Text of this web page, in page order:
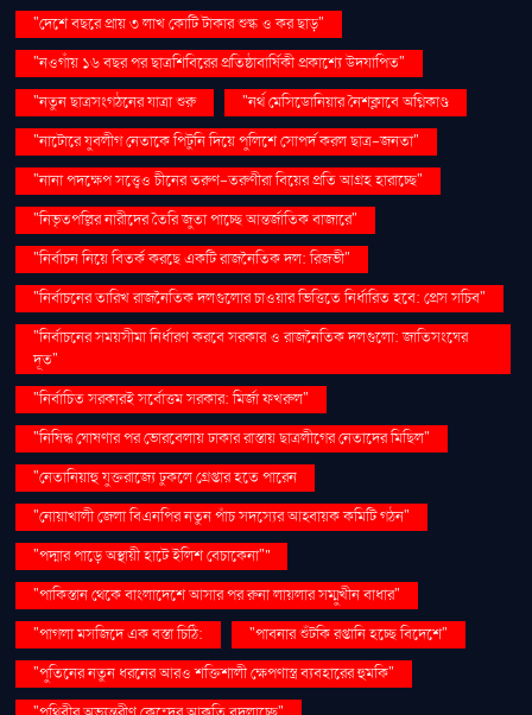
"দেশে বছরে প্রায় ৩ লাখ কোটি টাকার শুল্ক ও কর ছাড়"
"নওগাঁয় ১৬ বছর পর ছাত্রশিবিরের প্রতিষ্ঠাবার্ষিকী প্রকাশ্যে উদযাপিত"
"নতুন ছাত্রসংগঠনের যাত্রা শুরু
"নর্থ মেসিডোনিয়ার নৈশক্লাবে অগ্নিকাণ্ড
"নাটোরে যুবলীগ নেতাকে পিটুনি দিয়ে পুলিশে সোপর্দ করল ছাত্র-জনতা"
"নানা পদক্ষেপ সত্ত্বেও চীনের তরুণ-তরুণীরা বিয়ের প্রতি আগ্রহ হারাচ্ছে"
"নিভৃতপল্লির নারীদের তৈরি জুতা পাচ্ছে আন্তর্জাতিক বাজারে"
"নির্বাচন নিয়ে বিতর্ক করছে একটি রাজনৈতিক দল: রিজভী"
"নির্বাচনের তারিখ রাজনৈতিক দলগুলোর চাওয়ার ভিত্তিতে নির্ধারিত হবে: প্রেস সচিব"
"নির্বাচনের সময়সীমা নির্ধারণ করবে সরকার ও রাজনৈতিক দলগুলো: জাতিসংঘের
দূত"
"নির্বাচিত সরকারই সর্বোত্তম সরকার: মির্জা ফখরুল"
"নিষিদ্ধ ঘোষণার পর ভোরবেলায় ঢাকার রাস্তায় ছাত্রলীগের নেতাদের মিছিল"
"নেতানিয়াহু যুক্তরাজ্যে ঢুকলে গ্রেপ্তার হতে পারেন
"নোয়াখালী জেলা বিএনপির নতুন পাঁচ সদস্যের আহ্বায়ক কমিটি গঠন"
"পদ্মার পাড়ে অস্থায়ী হাটে ইলিশ বেচাকেনা"''
"পাকিস্তান থেকে বাংলাদেশে আসার পর রুনা লায়লার সম্মুখীন বাধার"
"পাগলা মসজিদে এক বস্তা চিঠি:
"পাবনার শুঁটকি রপ্তানি হচ্ছে বিদেশে"
"পুতিনের নতুন ধরনের আরও শক্তিশালী ক্ষেপণাস্ত্র ব্যবহারের হুমকি"